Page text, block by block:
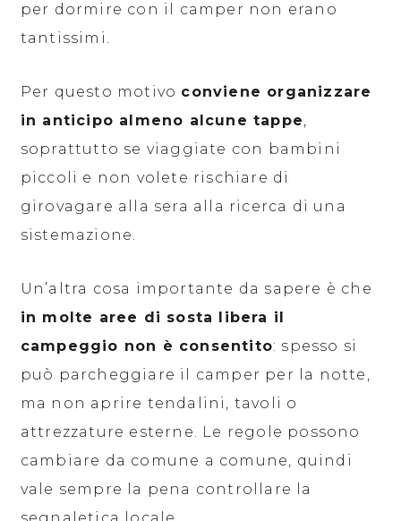
per dormire con il camper non erano
tantissimi.
Per questo motivo conviene organizzare
in anticipo almeno alcune tappe,
soprattutto se viaggiate con bambini
piccoli e non volete rischiare di
girovagare alla sera alla ricerca di una
sistemazione.
Un’altra cosa importante da sapere è che
in molte aree di sosta libera il
campeggio non è consentito: spesso si
può parcheggiare il camper per la notte,
ma non aprire tendalini, tavoli o
attrezzature esterne. Le regole possono
cambiare da comune a comune, quindi
vale sempre la pena controllare la